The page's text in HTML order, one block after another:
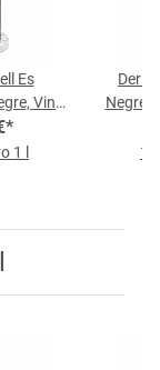
Es
Vino
*
1 l
Der
Negre,